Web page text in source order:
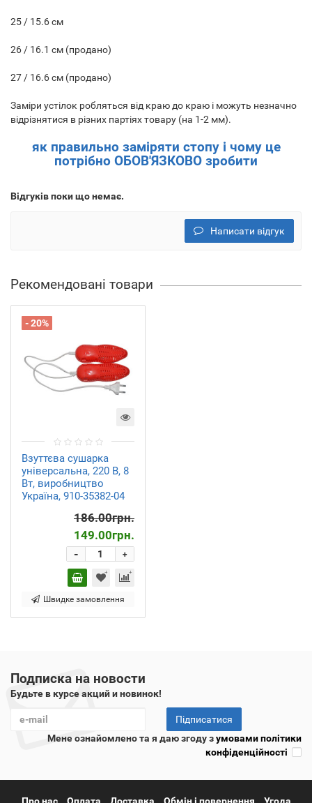
25 / 15.6 см
26 / 16.1 см (продано)
27 / 16.6 см (продано)
Заміри устілок робляться від краю до краю і можуть незначно
відрізнятися в різних партіях товару (на 1-2 мм).
як правильно заміряти стопу і чому це
потрібно ОБОВ'ЯЗКОВО зробити
Відгуків поки що немає.
Написати відгук
Рекомендовані товари
- 20%
Взуттєва сушарка
універсальна, 220 В, 8
Вт, виробництво
Україна, 910-35382-04
186.00грн.
149.00грн.
+
-
Швидке замовлення
Подписка на новости
Будьте в курсе акций и новинок!
Підписатися
Мене ознайомлено та я даю згоду зумовами політики
конфіденційності